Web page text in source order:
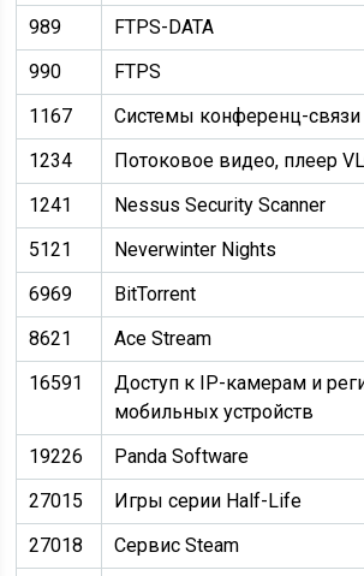
989
FTPS-DATA
990
FTPS
1167
Системы конференц-связи
1234
Потоковое видео, плеер
1241
Nessus Security Scanner
5121
Neverwinter Nights
6969
BitTorrent
8621
Ace Stream
16591
Доступ к IP-камерам и
мобильных устройств
19226
Panda Software
27015
Игры серии Half-Life
27018
Сервис Steam